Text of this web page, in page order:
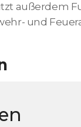
außerdem
und